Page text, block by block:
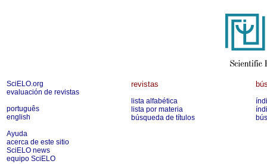
SciELO.org
evaluación de revistas
português
english
Ayuda
acerca de este sitio
SciELO news
equipo SciELO
revistas
lista alfabética
lista por materia
búsqueda de títulos